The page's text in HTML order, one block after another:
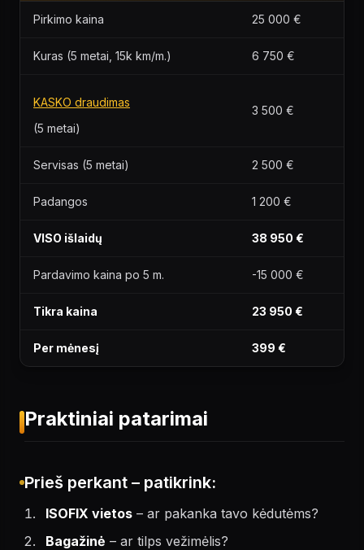
Pirkimo kaina 25 000 €
Kuras (5 metai, 15k km/m.) 6 750 €
KASKO draudimas
(5 metai)
3 500 €
Servisas (5 metai) 2 500 €
Padangos 1 200 €
VISO išlaidų 38 950 €
Pardavimo kaina po 5 m. -15 000 €
Tikra kaina 23 950 €
Per mėnesį 399 €
Praktiniai patarimai
Prieš perkant – patikrink:
ISOFIX vietos – ar pakanka tavo kėdutėms?
Bagažinė – ar tilps vežimėlis?